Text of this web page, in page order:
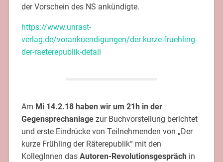
der Vorschein des NS ankündigte.
https://www.unrast-
verlag.de/vorankuendigungen/der-kurze-fruehling-
der-raeterepublik-detail
Am Mi 14.2.18 haben wir um 21h in der
Gegensprechanlagezur Buchvorstellung berichtet
und erste Eindrücke von Teilnehmenden von „Der
kurze Frühling der Räterepublik“ mit den
KollegInnen das Autoren-Revolutionsgesprächin